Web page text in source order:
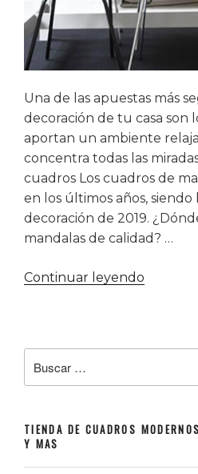
Una de las apuestas más
decoración de tu casa son
aportan un ambiente
concentra todas las
cuadros Los cuadros de
en los últimos años,
decoración de 2019.
mandalas de calidad? …
Continuar leyendo
por:
TIENDA DE CUADROS
Y MAS